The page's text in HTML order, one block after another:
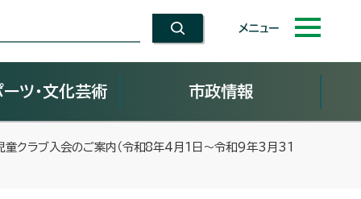
メニュー
ーツ・文化芸術 市政情報
クラブ入会のご案内（令和8年4月1日～令和9年3月31